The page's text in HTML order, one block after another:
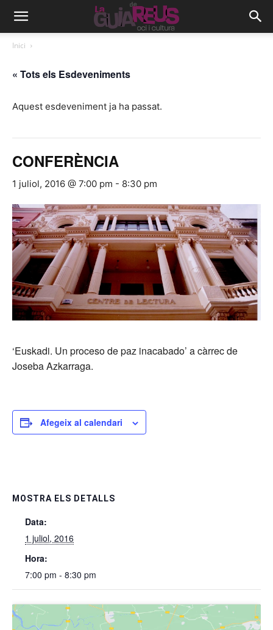
Inici
« Tots els Esdeveniments
Aquest esdeveniment ja ha passat.
CONFERÈNCIA
1 juliol, 2016 @ 7:00 pm - 8:30 pm
‘Euskadi. Un proceso de paz inacabado’ a càrrec de
Joseba Azkarraga.
Afegeix al calendari
MOSTRA ELS DETALLS
Data:
1 juliol, 2016
Hora:
7:00 pm - 8:30 pm